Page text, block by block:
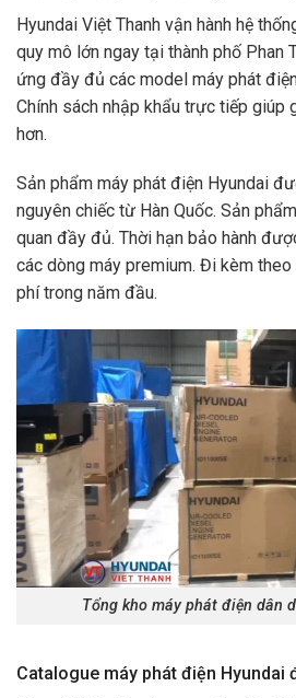
Hyundai Việt Thanh vận hành hệ
quy mô lớn ngay tại thành phố Phan
ứng đầy đủ các model máy phát
Chính sách nhập khẩu trực tiếp giúp
hơn.
Sản phẩm máy phát điện Hyundai
nguyên chiếc từ Hàn Quốc. Sản
quan đầy đủ. Thời hạn bảo hành
các dòng máy premium. Đi kèm
phí trong năm đầu.
Tổng kho máy phát điện dân
Catalogue máy phát điện Hyundai